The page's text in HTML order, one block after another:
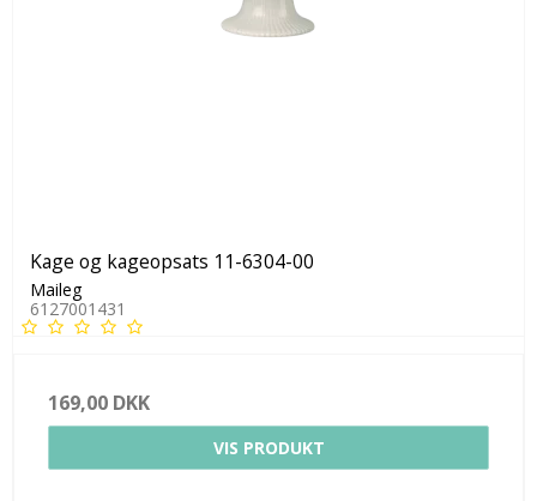
Kage og kageopsats 11-6304-00
Maileg
6127001431
169,00 DKK
VIS PRODUKT